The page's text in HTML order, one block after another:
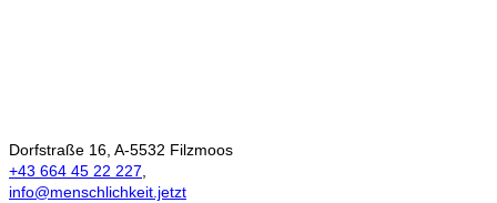
Dorfstraße 16, A-5532 Filzmoos
+43 664 45 22 227,
info@menschlichkeit.jetzt